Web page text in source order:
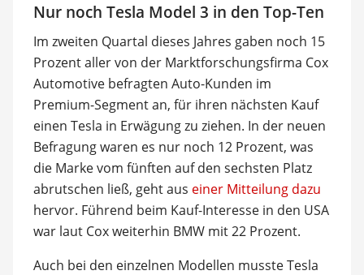
Nur noch Tesla Model 3 in den Top-Ten
Im zweiten Quartal dieses Jahres gaben noch 15
Prozent aller von der Marktforschungsfirma Cox
Automotive befragten Auto-Kunden im
Premium-Segment an, für ihren nächsten Kauf
einen Tesla in Erwägung zu ziehen. In der neuen
Befragung waren es nur noch 12 Prozent, was
die Marke vom fünften auf den sechsten Platz
abrutschen ließ, geht aus einer Mitteilung dazu
hervor. Führend beim Kauf-Interesse in den USA
war laut Cox weiterhin BMW mit 22 Prozent.
Auch bei den einzelnen Modellen musste Tesla